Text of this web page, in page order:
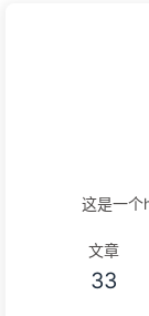
这是一
文章
33